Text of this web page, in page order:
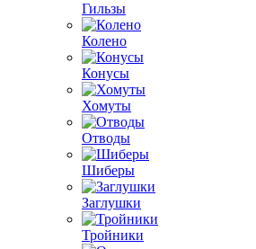
Гильзы
Колено
Конусы
Хомуты
Отводы
Шиберы
Заглушки
Тройники